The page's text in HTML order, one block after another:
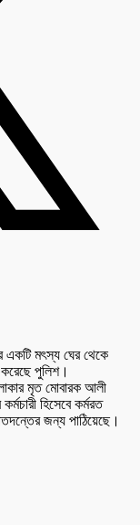
একটি মৎস্য ঘের থেকে
পুলিশ।
মৃত মোবারক আলী
হিসেবে কর্মরত
জন্য পাঠিয়েছে।